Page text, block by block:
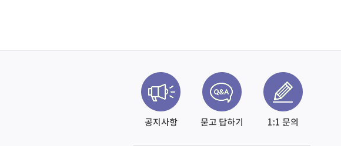
공지사항 묻고 답하기 1:1 문의